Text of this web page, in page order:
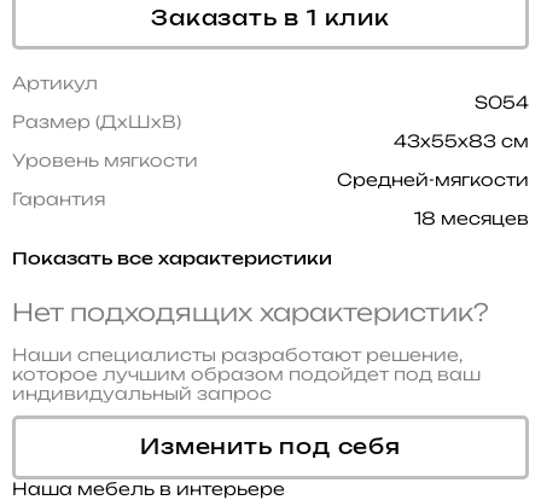
Заказать в 1 клик
Артикул
S054
Размер (ДхШхВ)
43x55x83 см
Уровень мягкости
Средней-мягкости
Гарантия
18 месяцев
Показать все характеристики
Нет подходящих характеристик?
Наши специалисты разработают решение,
которое лучшим образом подойдет под ваш
индивидуальный запрос
Изменить под себя
Наша мебель в интерьере